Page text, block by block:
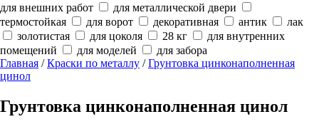
для внешних работ
для металлической двери
термостойкая
для ворот декоративная антик
лак
золотистая
для цоколя 28 кг
для внутренних
помещений
для моделей
для забора
Главная /Краски по металлу /Грунтовка цинконаполненная
цинол
Грунтовка цинконаполненная цинол